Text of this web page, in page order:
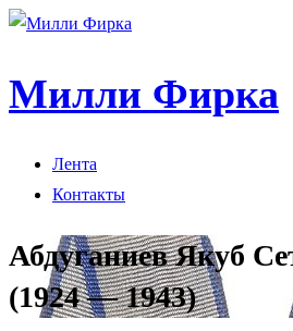
Милли Фирка
Лента
Контакты
Абдуганиев Якуб
(1924 — 1943)